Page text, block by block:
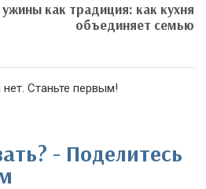
как традиция: как кухня
объединяет семью
Станьте первым!
- Поделитесь